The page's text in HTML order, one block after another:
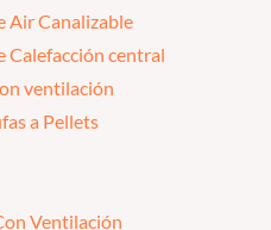
Air Canalizable
Calefacción central
ventilación
a Pellets
Ventilación